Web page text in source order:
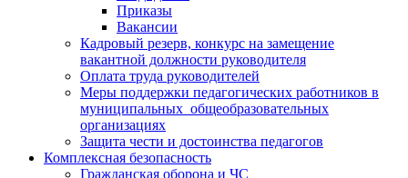
Приказы
Вакансии
Кадровый резерв, конкурс на замещение
вакантной должности руководителя
Оплата труда руководителей
Меры поддержки педагогических работников в
муниципальных общеобразовательных
организациях
Защита чести и достоинства педагогов
Комплексная безопасность
Гражданская оборона и ЧС